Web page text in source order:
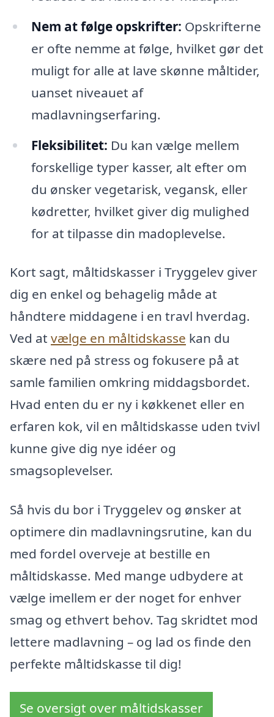
Nem at følge opskrifter: Opskrifterne
er ofte nemme at følge, hvilket gør det
muligt for alle at lave skønne måltider,
uanset niveauet af
madlavningserfaring.
Fleksibilitet: Du kan vælge mellem
forskellige typer kasser, alt efter om
du ønsker vegetarisk, vegansk, eller
kødretter, hvilket giver dig mulighed
for at tilpasse din madoplevelse.
Kort sagt, måltidskasser i Tryggelev giver
dig en enkel og behagelig måde at
håndtere middagene i en travl hverdag.
Ved at vælge en måltidskasse kan du
skære ned på stress og fokusere på at
samle familien omkring middagsbordet.
Hvad enten du er ny i køkkenet eller en
erfaren kok, vil en måltidskasse uden tvivl
kunne give dig nye idéer og
smagsoplevelser.
Så hvis du bor i Tryggelev og ønsker at
optimere din madlavningsrutine, kan du
med fordel overveje at bestille en
måltidskasse. Med mange udbydere at
vælge imellem er der noget for enhver
smag og ethvert behov. Tag skridtet mod
lettere madlavning – og lad os finde den
perfekte måltidskasse til dig!
Se oversigt over måltidskasser